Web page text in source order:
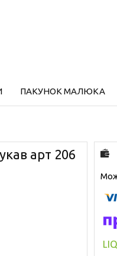
ПАКУНОК МАЛЮКА
арт 206